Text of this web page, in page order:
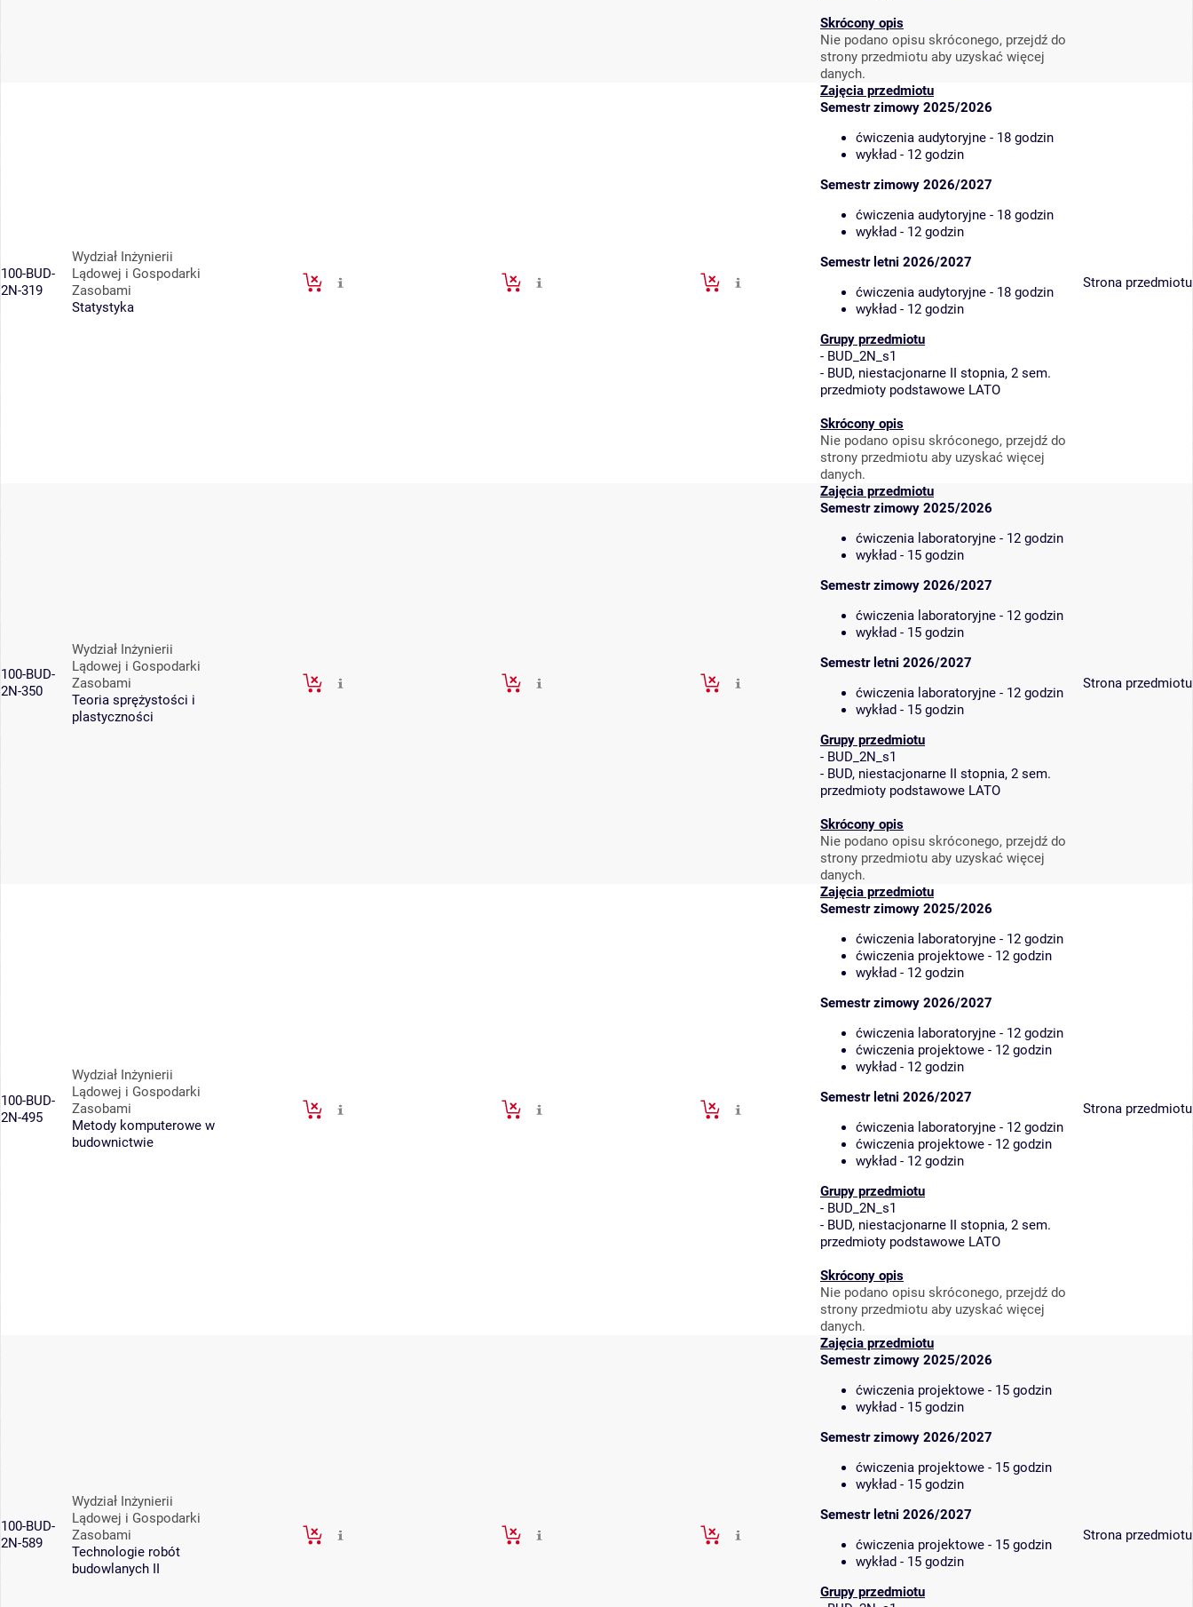
Skrócony opis
Nie podano opisu skróconego, przejdź do
strony przedmiotu aby uzyskać więcej
danych.
100-BUD-
2N-319
Wydział Inżynierii
Lądowej i Gospodarki
Zasobami
Statystyka
Zajęcia przedmiotu
Semestr zimowy 2025/2026
ćwiczenia audytoryjne - 18 godzin
wykład - 12 godzin
Semestr zimowy 2026/2027
ćwiczenia audytoryjne - 18 godzin
wykład - 12 godzin
Semestr letni 2026/2027
ćwiczenia audytoryjne - 18 godzin
wykład - 12 godzin
Grupy przedmiotu
- BUD_2N_s1
- BUD, niestacjonarne II stopnia, 2 sem.
przedmioty podstawowe LATO
Skrócony opis
Nie podano opisu skróconego, przejdź do
strony przedmiotu aby uzyskać więcej
danych.
Strona przedmiotu
100-BUD-
2N-350
Wydział Inżynierii
Lądowej i Gospodarki
Zasobami
Teoria sprężystości i
plastyczności
Zajęcia przedmiotu
Semestr zimowy 2025/2026
ćwiczenia laboratoryjne - 12 godzin
wykład - 15 godzin
Semestr zimowy 2026/2027
ćwiczenia laboratoryjne - 12 godzin
wykład - 15 godzin
Semestr letni 2026/2027
ćwiczenia laboratoryjne - 12 godzin
wykład - 15 godzin
Grupy przedmiotu
- BUD_2N_s1
- BUD, niestacjonarne II stopnia, 2 sem.
przedmioty podstawowe LATO
Skrócony opis
Nie podano opisu skróconego, przejdź do
strony przedmiotu aby uzyskać więcej
danych.
Strona przedmiotu
100-BUD-
2N-495
Wydział Inżynierii
Lądowej i Gospodarki
Zasobami
Metody komputerowe w
budownictwie
Zajęcia przedmiotu
Semestr zimowy 2025/2026
ćwiczenia laboratoryjne - 12 godzin
ćwiczenia projektowe - 12 godzin
wykład - 12 godzin
Semestr zimowy 2026/2027
ćwiczenia laboratoryjne - 12 godzin
ćwiczenia projektowe - 12 godzin
wykład - 12 godzin
Semestr letni 2026/2027
ćwiczenia laboratoryjne - 12 godzin
ćwiczenia projektowe - 12 godzin
wykład - 12 godzin
Grupy przedmiotu
- BUD_2N_s1
- BUD, niestacjonarne II stopnia, 2 sem.
przedmioty podstawowe LATO
Skrócony opis
Nie podano opisu skróconego, przejdź do
strony przedmiotu aby uzyskać więcej
danych.
Strona przedmiotu
100-BUD-
2N-589
Wydział Inżynierii
Lądowej i Gospodarki
Zasobami
Technologie robót
budowlanych II
Zajęcia przedmiotu
Semestr zimowy 2025/2026
ćwiczenia projektowe - 15 godzin
wykład - 15 godzin
Semestr zimowy 2026/2027
ćwiczenia projektowe - 15 godzin
wykład - 15 godzin
Semestr letni 2026/2027
ćwiczenia projektowe - 15 godzin
wykład - 15 godzin
Grupy przedmiotu
Strona przedmiotu